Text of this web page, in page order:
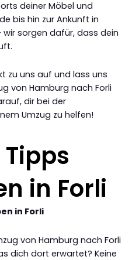
deiner Möbel und
bis hin zur Ankunft in
sorgen dafür, dass dein
zu uns auf und lass uns
von Hamburg nach Forli
dir bei der
Umzug zu helfen!
in Forli
in Forli
von Hamburg nach Forli
dich dort erwartet? Keine